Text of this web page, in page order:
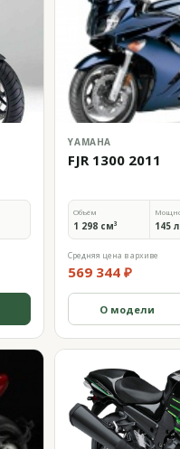
YAMAHA
FJR 1300 2011
Объём
1 298 см³ 145
Средняя цена в архиве
569 344 ₽
О модели